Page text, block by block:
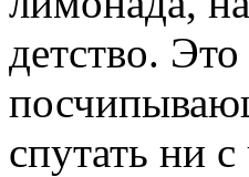
детство.
спутать ни